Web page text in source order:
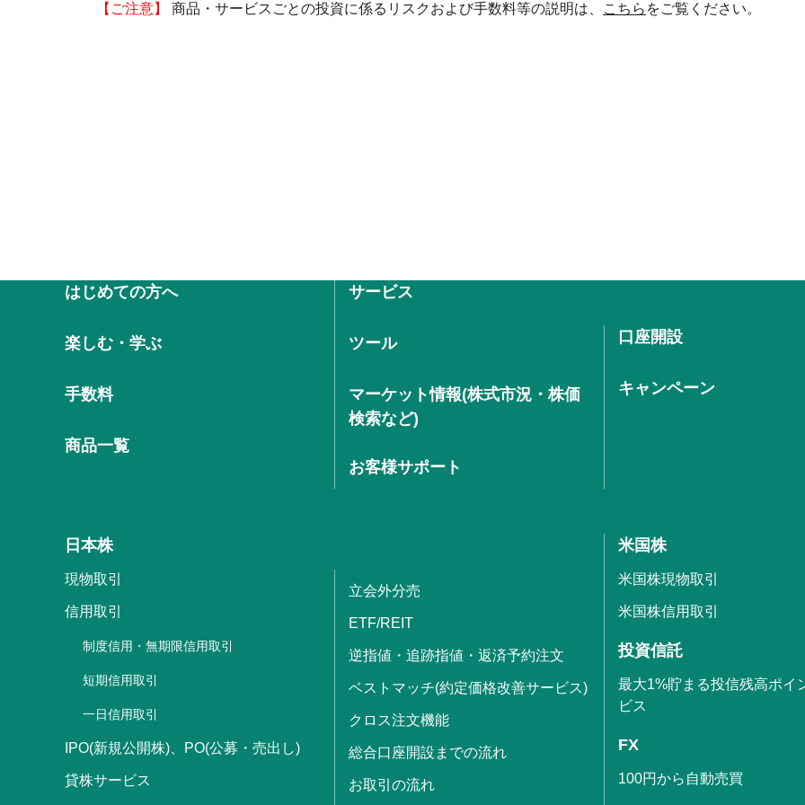
【ご注意】 商品・サービスごとの投資に係るリスクおよび手数料等の説明は、 こちら をご覧ください。
はじめての方へ
楽しむ・学ぶ
手数料
商品一覧
サービス
ツール
マーケット情報(株式市況・株価
検索など)
お客様サポート
口座開設
キャンペーン
日本株
現物取引
信用取引
制度信用・無期限信用取引
短期信用取引
一日信用取引
IPO(新規公開株)、PO(公募・売出し)
貸株サービス
立会外分売
ETF/REIT
逆指値・追跡指値・返済予約注文
ベストマッチ(約定価格改善サービス)
クロス注文機能
総合口座開設までの流れ
お取引の流れ
米国株
米国株現物取引
米国株信用取引
投資信託
最大1%貯まる投信残高ポイ
ビス
FX
100円から自動売買